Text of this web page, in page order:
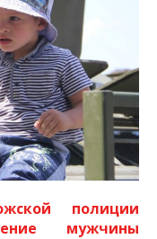
полиции
мужчины